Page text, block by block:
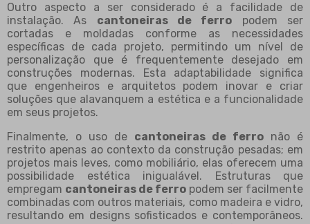
Outro aspecto a ser considerado é a facilidade de
instalação. As cantoneiras de ferro podem ser
cortadas e moldadas conforme as necessidades
específicas de cada projeto, permitindo um nível de
personalização que é frequentemente desejado em
construções modernas. Esta adaptabilidade significa
que engenheiros e arquitetos podem inovar e criar
soluções que alavanquem a estética e a funcionalidade
em seus projetos.
Finalmente, o uso de cantoneiras de ferro não é
restrito apenas ao contexto da construção pesadas; em
projetos mais leves, como mobiliário, elas oferecem uma
possibilidade estética inigualável. Estruturas que
empregam cantoneiras de ferro podem ser facilmente
combinadas com outros materiais, como madeira e vidro,
resultando em designs sofisticados e contemporâneos.